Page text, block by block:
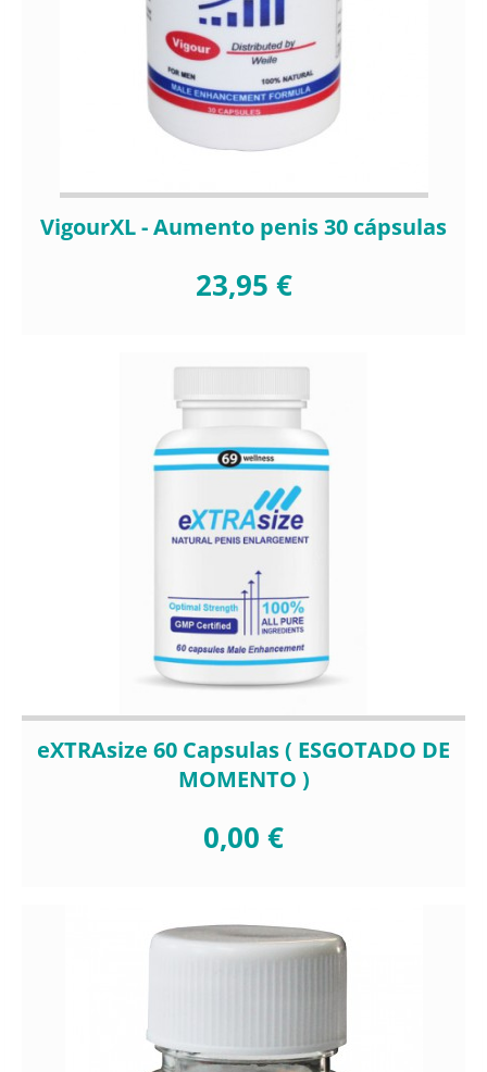
VigourXL - Aumento penis 30 cápsulas
23,95 €
eXTRAsize 60 Capsulas ( ESGOTADO DE
MOMENTO )
0,00 €